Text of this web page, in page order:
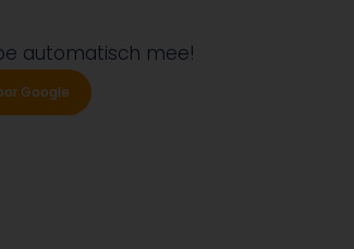
automatisch mee!
Google